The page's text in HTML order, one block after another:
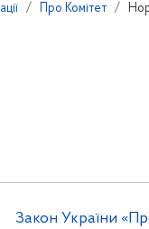
Про Комітет
Закон України